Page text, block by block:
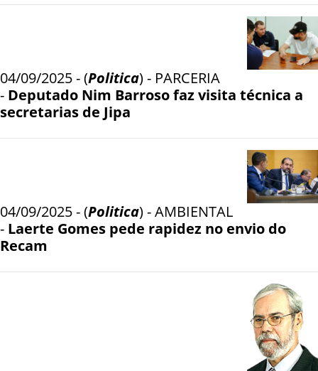
04/09/2025 - (Politica) - PARCERIA
- Deputado Nim Barroso faz visita técnica a
secretarias de Jipa
04/09/2025 - (Politica) - AMBIENTAL
- Laerte Gomes pede rapidez no envio do
Recam